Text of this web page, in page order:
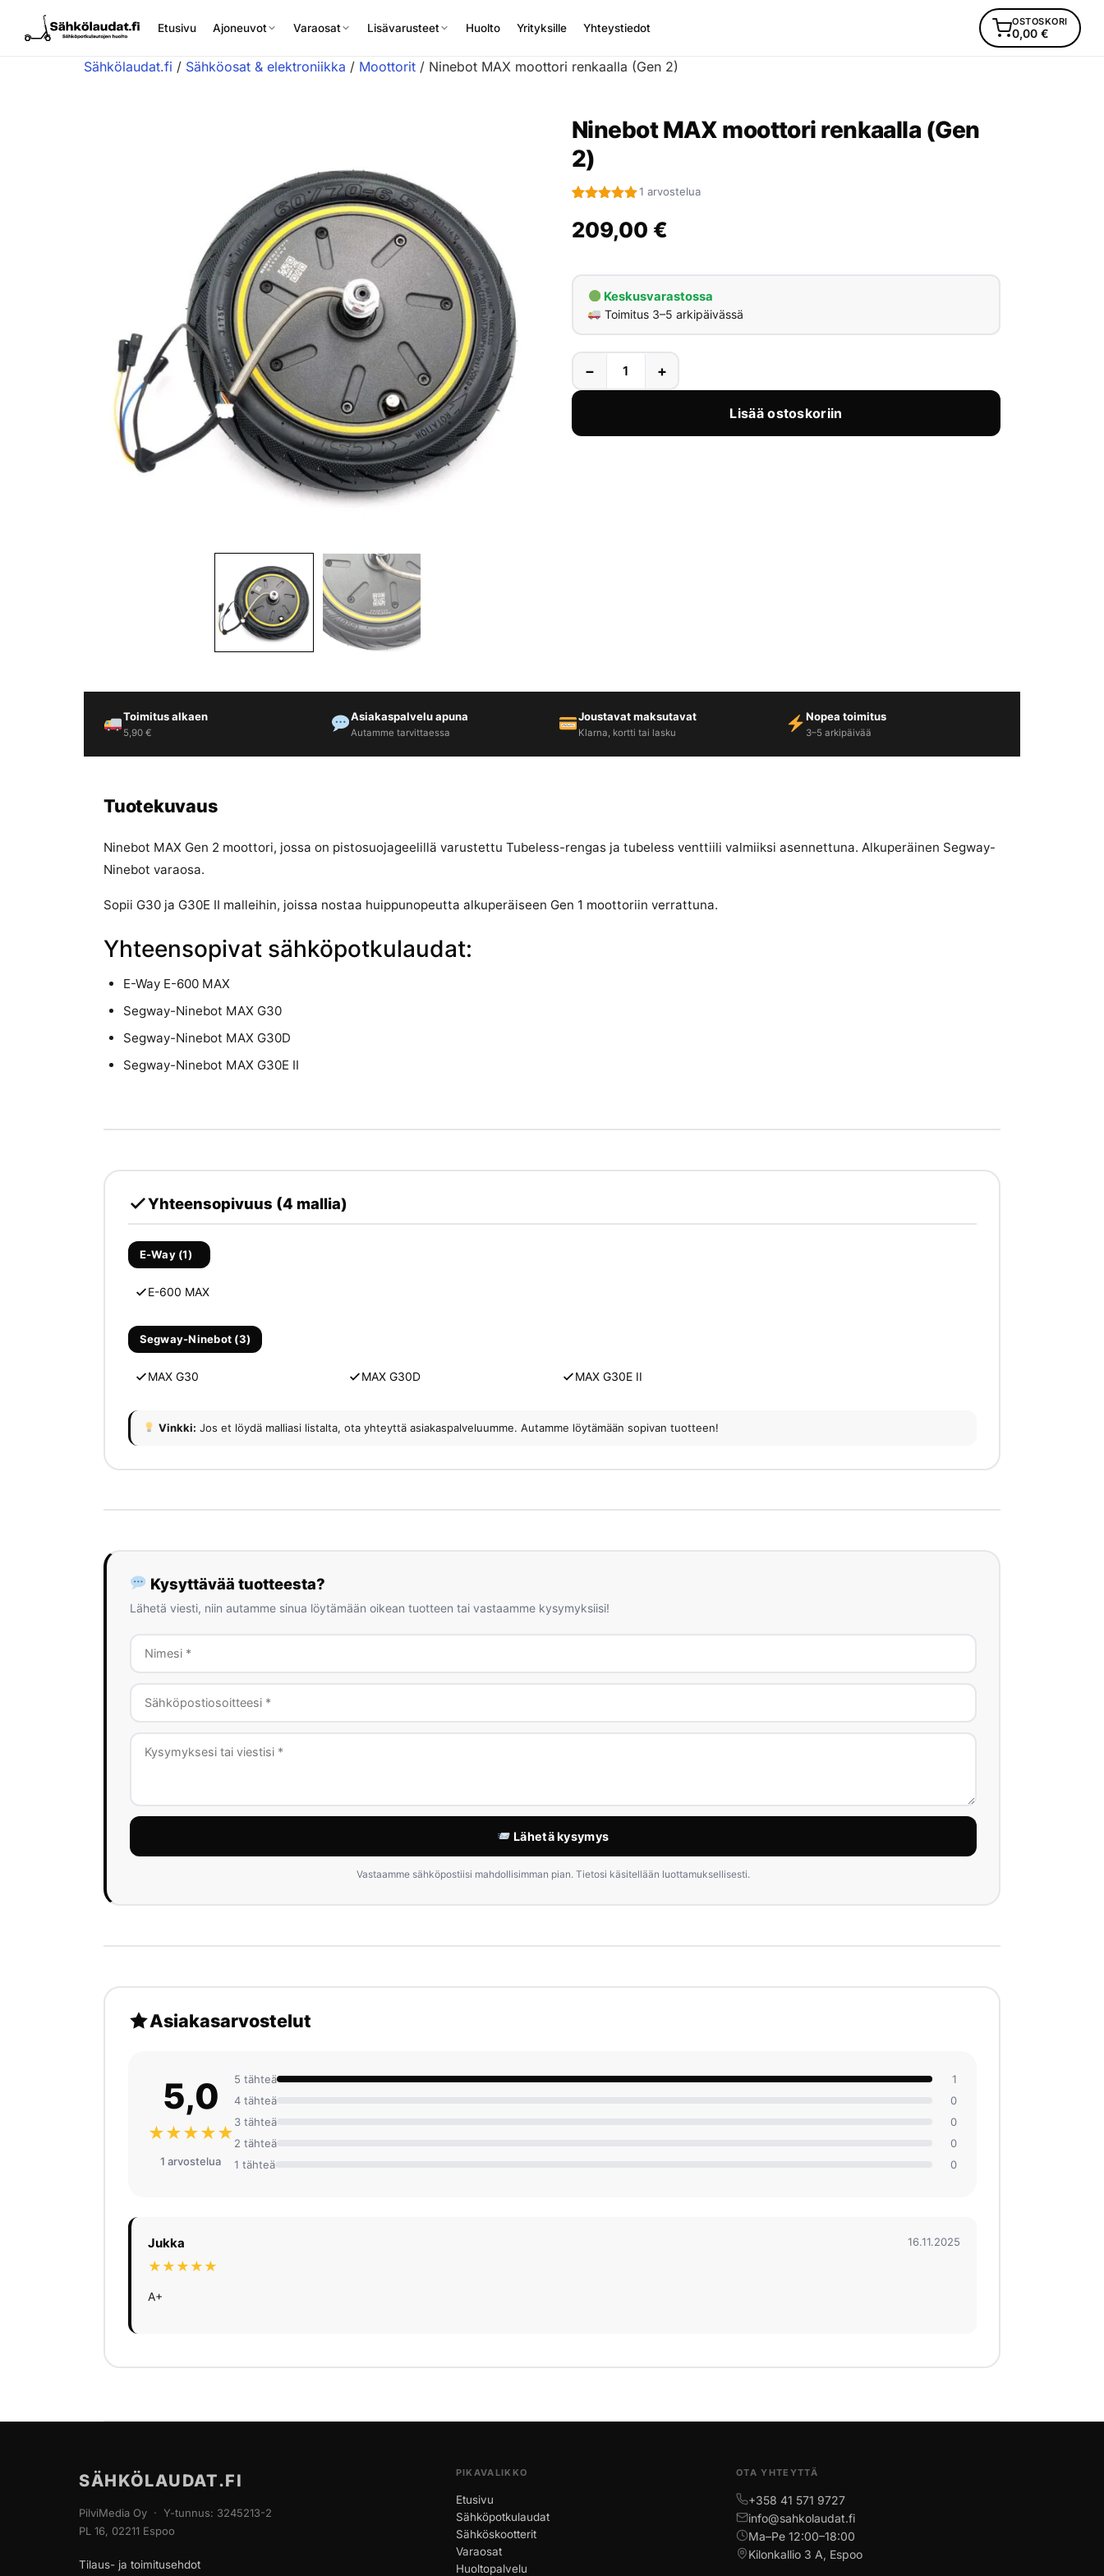
Etusivu Ajoneuvot Varaosat Lisävarusteet Huolto Yrityksille Yhteystiedot OSTOSKORI
0,00 €
Sähkölaudat.fi / Sähköosat & elektroniikka / Moottorit / Ninebot MAX moottori renkaalla (Gen 2)
Ninebot MAX moottori renkaalla (Gen
2)
5:stä
perustuen
1 arvostelua
209,00 €
Keskusvarastossa
Toimitus 3–5 arkipäivässä
− +
Lisää ostoskoriin
Toimitus alkaen
5,90 €
Asiakaspalvelu apuna
Autamme tarvittaessa
Joustavat maksutavat
Klarna, kortti tai lasku
Nopea toimitus
3–5 arkipäivää
Tuotekuvaus
Ninebot MAX Gen 2 moottori, jossa on pistosuojageelillä varustettu Tubeless-rengas ja tubeless venttiili valmiiksi asennettuna. Alkuperäinen Segway-
Ninebot varaosa.
Sopii G30 ja G30E II malleihin, joissa nostaa huippunopeutta alkuperäiseen Gen 1 moottoriin verrattuna.
Yhteensopivat sähköpotkulaudat:
E-Way E-600 MAX
Segway-Ninebot MAX G30
Segway-Ninebot MAX G30D
Segway-Ninebot MAX G30E II
Yhteensopivuus (4 mallia)
E-Way (1)
E-600 MAX
Segway-Ninebot (3)
MAX G30 MAX G30D MAX G30E II
Vinkki: Jos et löydä malliasi listalta, ota yhteyttä asiakaspalveluumme. Autamme löytämään sopivan tuotteen!
Kysyttävää tuotteesta?
Lähetä viesti, niin autamme sinua löytämään oikean tuotteen tai vastaamme kysymyksiisi!
Lähetä kysymys
Vastaamme sähköpostiisi mahdollisimman pian. Tietosi käsitellään luottamuksellisesti.
Asiakasarvostelut
5,0
★★★★★
1 arvosteluа
5 tähteä
1
4 tähteä
0
3 tähteä
0
2 tähteä
0
1 tähteä
0
Jukka
★★★★★
16.11.2025
A+
SÄHKÖLAUDAT.FI
PilviMedia Oy · Y-tunnus: 3245213-2
PL 16, 02211 Espoo
Tilaus- ja toimitusehdot
PIKAVALIKKO
Etusivu
Sähköpotkulaudat
Sähköskootterit
Varaosat
Huoltopalvelu
OTA YHTEYTTÄ
+358 41 571 9727
info@sahkolaudat.fi
Ma–Pe 12:00–18:00
Kilonkallio 3 A, Espoo